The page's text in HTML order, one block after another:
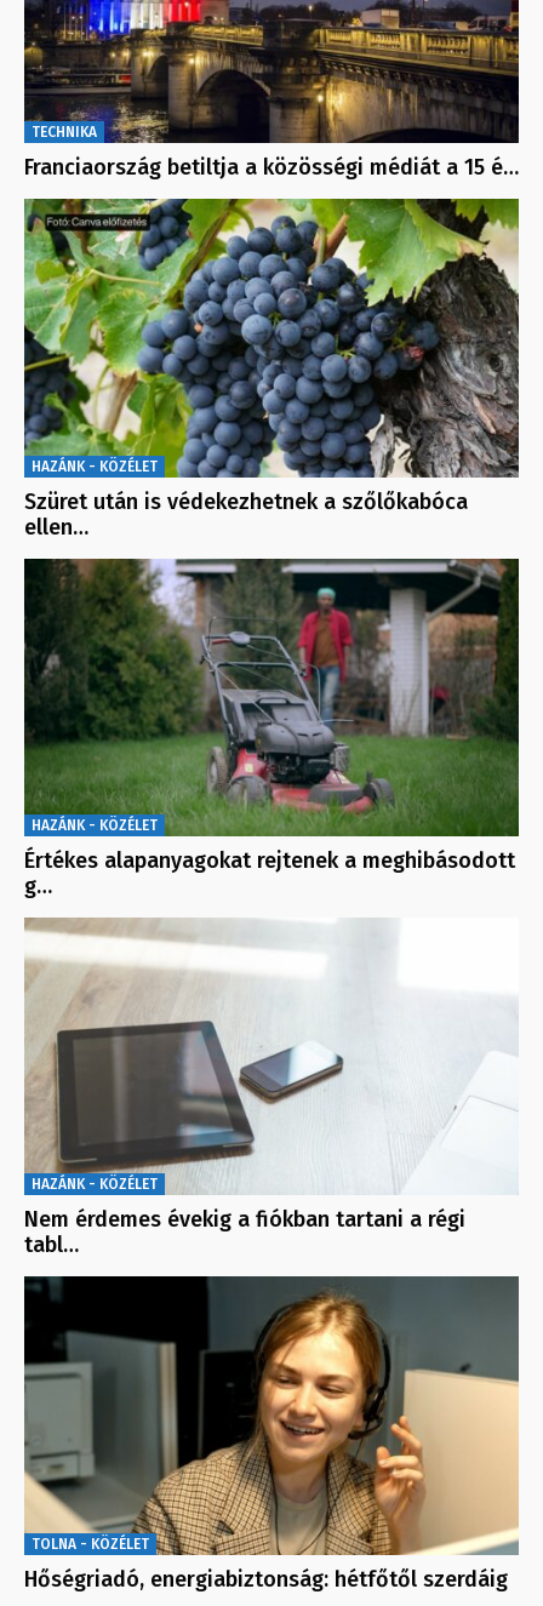
TECHNIKA
Franciaország betiltja a közösségi médiát a 15 é…
HAZÁNK - KÖZÉLET
Szüret után is védekezhetnek a szőlőkabóca
ellen…
HAZÁNK - KÖZÉLET
Értékes alapanyagokat rejtenek a meghibásodott
g…
HAZÁNK - KÖZÉLET
Nem érdemes évekig a fiókban tartani a régi
tabl…
TOLNA - KÖZÉLET
Hőségriadó, energiabiztonság: hétfőtől szerdáig